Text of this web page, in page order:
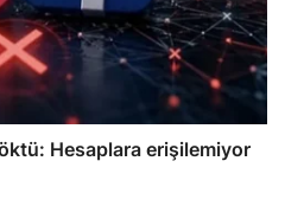
Hesaplara erişilemiyor